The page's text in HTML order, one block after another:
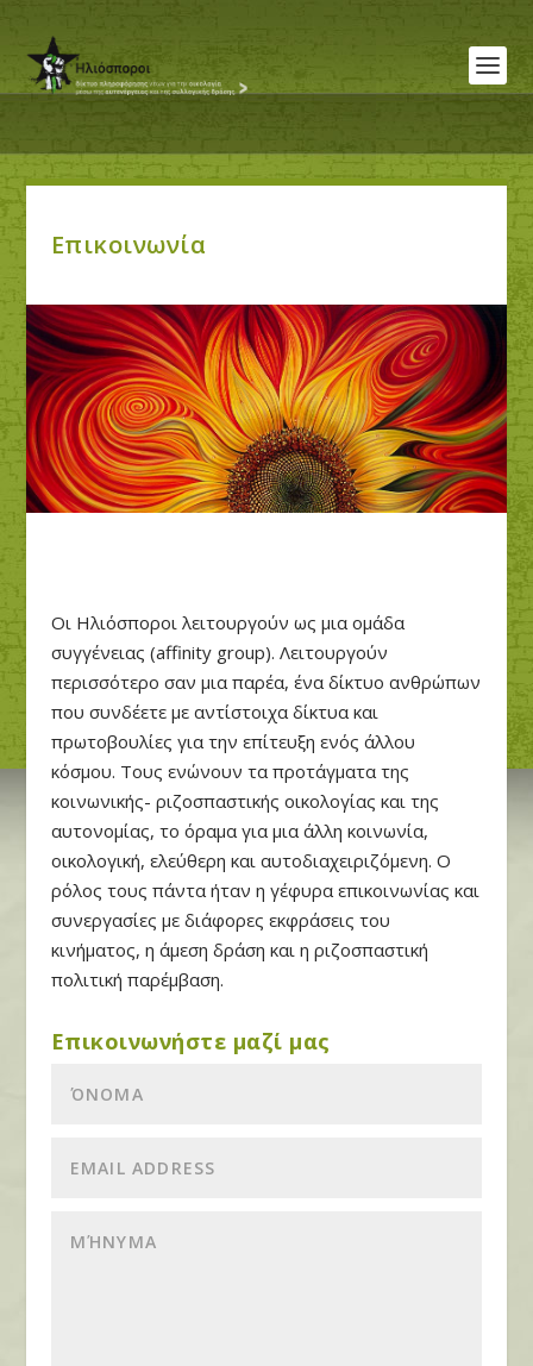
Επικοινωνία
Οι Ηλιόσποροι λειτουργούν ως μια ομάδα
συγγένειας (affinity group). Λειτουργούν
περισσότερο σαν μια παρέα, ένα δίκτυο ανθρώπων
που συνδέετε με αντίστοιχα δίκτυα και
πρωτοβουλίες για την επίτευξη ενός άλλου
κόσμου. Τους ενώνουν τα προτάγματα της
κοινωνικής- ριζοσπαστικής οικολογίας και της
αυτονομίας, το όραμα για μια άλλη κοινωνία,
οικολογική, ελεύθερη και αυτοδιαχειριζόμενη. Ο
ρόλος τους πάντα ήταν η γέφυρα επικοινωνίας και
συνεργασίες με διάφορες εκφράσεις του
κινήματος, η άμεση δράση και η ριζοσπαστική
πολιτική παρέμβαση.
Επικοινωνήστε μαζί μας